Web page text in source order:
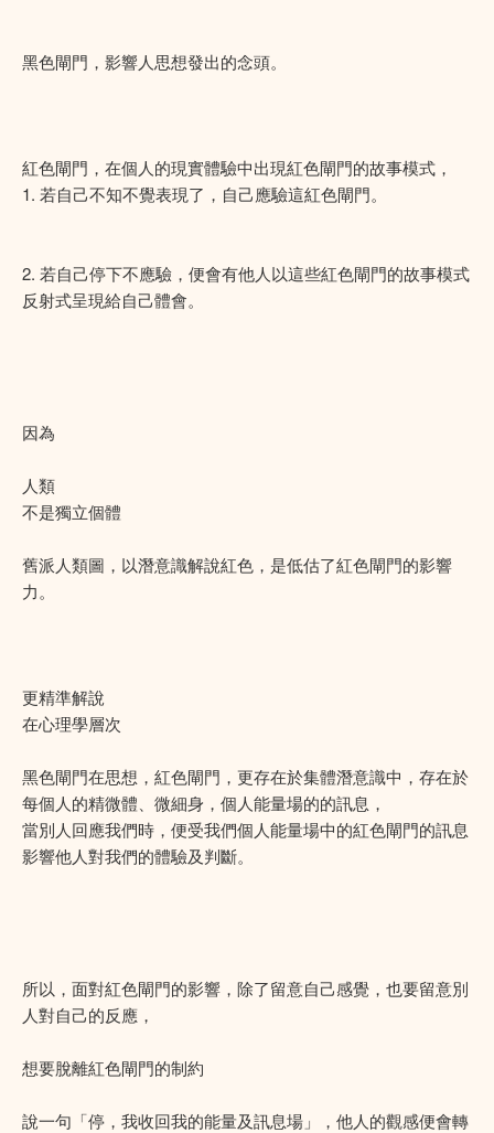
黑色閘門，影響人思想發出的念頭。
紅色閘門，在個人的現實體驗中出現紅色閘門的故事模式，
1. 若自己不知不覺表現了，自己應驗這紅色閘門。
2. 若自己停下不應驗，便會有他人以這些紅色閘門的故事模式
反射式呈現給自己體會。
因為
人類
不是獨立個體
舊派人類圖，以潛意識解說紅色，是低估了紅色閘門的影響
力。
更精準解說
在心理學層次
黑色閘門在思想，紅色閘門，更存在於集體潛意識中，存在於
每個人的精微體、微細身，個人能量場的的訊息，
當別人回應我們時，便受我們個人能量場中的紅色閘門的訊息
影響他人對我們的體驗及判斷。
所以，面對紅色閘門的影響，除了留意自己感覺，也要留意別
人對自己的反應，
想要脫離紅色閘門的制約
說一句「停，我收回我的能量及訊息場」，他人的觀感便會轉